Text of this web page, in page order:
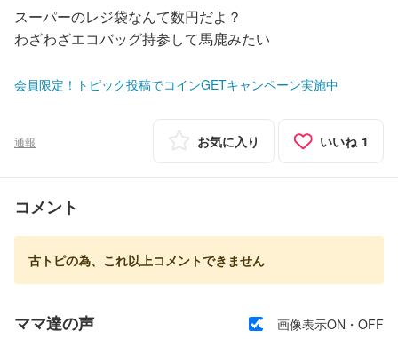
スーパーのレジ袋なんて数円だよ？
わざわざエコバッグ持参して馬鹿みたい
会員限定！トピック投稿でコインGETキャンペーン実施中
通報 お気に入り いいね 1
コメント
古トピの為、これ以上コメントできません
ママ達の声 画像表示ON・OFF